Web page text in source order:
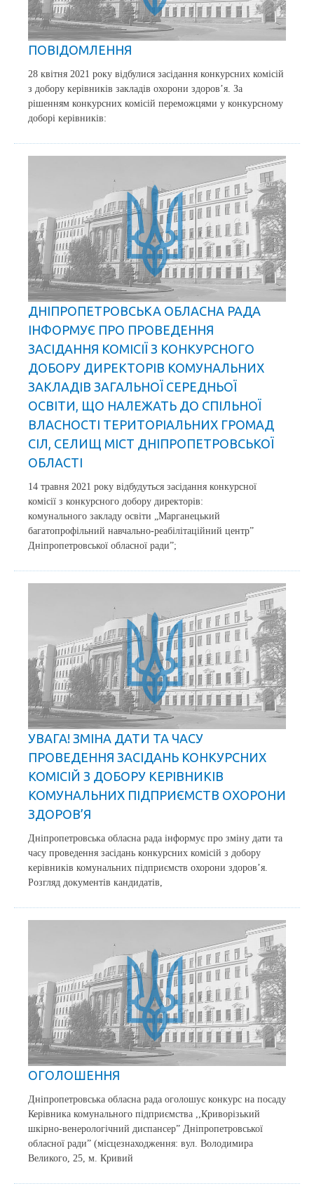
ПОВІДОМЛЕННЯ
28 квітня 2021 року відбулися засідання конкурсних комісій
з добору керівників закладів охорони здоров’я. За
рішенням конкурсних комісій переможцями у конкурсному
доборі керівників:
ДНІПРОПЕТРОВСЬКА ОБЛАСНА РАДА
ІНФОРМУЄ ПРО ПРОВЕДЕННЯ
ЗАСІДАННЯ КОМІСІЇ З КОНКУРСНОГО
ДОБОРУ ДИРЕКТОРІВ КОМУНАЛЬНИХ
ЗАКЛАДІВ ЗАГАЛЬНОЇ СЕРЕДНЬОЇ
ОСВІТИ, ЩО НАЛЕЖАТЬ ДО СПІЛЬНОЇ
ВЛАСНОСТІ ТЕРИТОРІАЛЬНИХ ГРОМАД
СІЛ, СЕЛИЩ МІСТ ДНІПРОПЕТРОВСЬКОЇ
ОБЛАСТІ
14 травня 2021 року відбудуться засідання конкурсної
комісії з конкурсного добору директорів:
комунального закладу освіти „Марганецький
багатопрофільний навчально-реабілітаційний центр”
Дніпропетровської обласної ради”;
УВАГА! ЗМІНА ДАТИ ТА ЧАСУ
ПРОВЕДЕННЯ ЗАСІДАНЬ КОНКУРСНИХ
КОМІСІЙ З ДОБОРУ КЕРІВНИКІВ
КОМУНАЛЬНИХ ПІДПРИЄМСТВ ОХОРОНИ
ЗДОРОВ’Я
Дніпропетровська обласна рада інформує про зміну дати та
часу проведення засідань конкурсних комісій з добору
керівників комунальних підприємств охорони здоров’я.
Розгляд документів кандидатів,
ОГОЛОШЕННЯ
Дніпропетровська обласна рада оголошує конкурс на посаду
Керівника комунального підприємства ,,Криворізький
шкірно-венерологічний диспансер” Дніпропетровської
обласної ради” (місцезнаходження: вул. Володимира
Великого, 25, м. Кривий